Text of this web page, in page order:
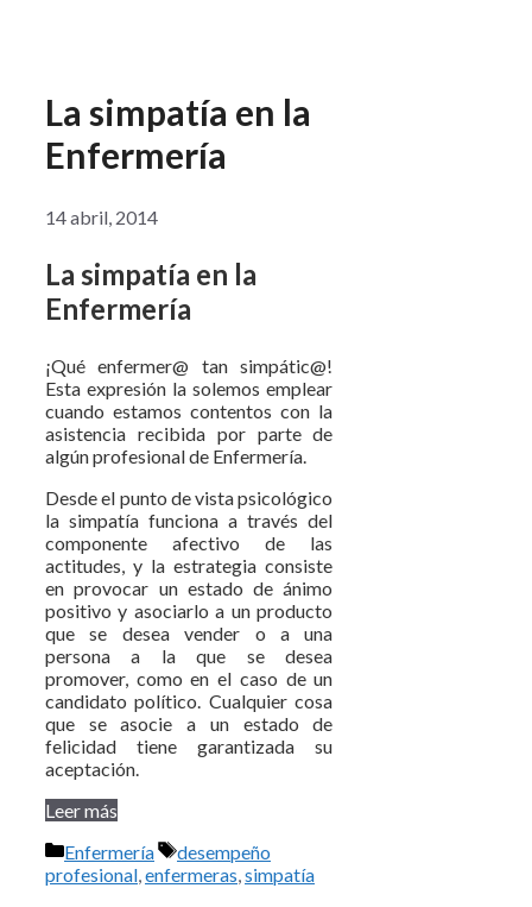
La simpatía en la
Enfermería
14 abril, 2014
La simpatía en la
Enfermería
¡Qué enfermer@ tan simpátic@!
Esta expresión la solemos emplear
cuando estamos contentos con la
asistencia recibida por parte de
algún profesional de Enfermería.
Desde el punto de vista psicológico
la simpatía funciona a través del
componente afectivo de las
actitudes, y la estrategia consiste
en provocar un estado de ánimo
positivo y asociarlo a un producto
que se desea vender o a una
persona a la que se desea
promover, como en el caso de un
candidato político. Cualquier cosa
que se asocie a un estado de
felicidad tiene garantizada su
aceptación.
Leer más
Categorías
Enfermería Etiquetas
desempeño
profesional,enfermeras,simpatía